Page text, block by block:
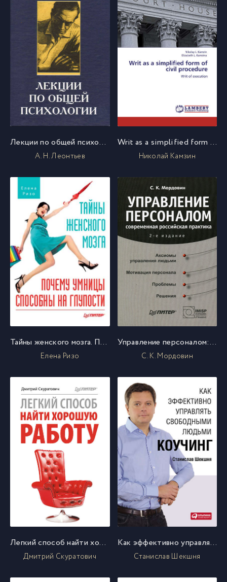
Лекции по общей психологии
А. Н. Леонтьев
Writ as a simplified form of civil procedure. Writ of execution
Николай Камзин
Тайны женского мозга. Почему умницы способны на глупости
Елена Ризо
Управление персоналом: современная российская практика
С. К. Мордовин
Легкий способ найти хорошую работу
Дмитрий Скуратович
Как эффективно управлять свободными людьми: Коучинг
Станислав Шекшня